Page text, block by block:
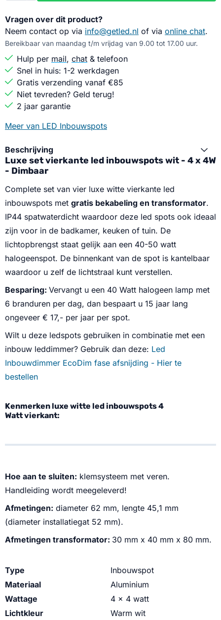
Vragen over dit product?
Neem contact op via info@getled.nl of via online chat.
Bereikbaar van maandag t/m vrijdag van 9.00 tot 17.00 uur.
Hulp per mail, chat & telefoon
Snel in huis: 1-2 werkdagen
Gratis verzending vanaf €85
Niet tevreden? Geld terug!
2 jaar garantie
Meer van LED Inbouwspots
Beschrijving
Luxe set vierkante led inbouwspots wit - 4 x 4W
- Dimbaar
Complete set van vier luxe witte vierkante led
inbouwspots met gratis bekabeling en transformator.
IP44 spatwaterdicht waardoor deze led spots ook ideaal
zijn voor in de badkamer, keuken of tuin. De
lichtopbrengst staat gelijk aan een 40-50 watt
halogeenspot. De binnenkant van de spot is kantelbaar
waardoor u zelf de lichtstraal kunt verstellen.
Besparing: Vervangt u een 40 Watt halogeen lamp met
6 branduren per dag, dan bespaart u 15 jaar lang
ongeveer € 17,- per jaar per spot.
Wilt u deze ledspots gebruiken in combinatie met een
inbouw leddimmer? Gebruik dan deze: Led
Inbouwdimmer EcoDim fase afsnijding - Hier te
bestellen
Kenmerken luxe witte led inbouwspots 4
Watt vierkant:
Hoe aan te sluiten: klemsysteem met veren.
Handleiding wordt meegeleverd!
Afmetingen: diameter 62 mm, lengte 45,1 mm
(diameter installatiegat 52 mm).
Afmetingen transformator: 30 mm x 40 mm x 80 mm.
Type
Inbouwspot
Materiaal
Aluminium
Wattage
4 x 4 watt
Lichtkleur
Warm wit